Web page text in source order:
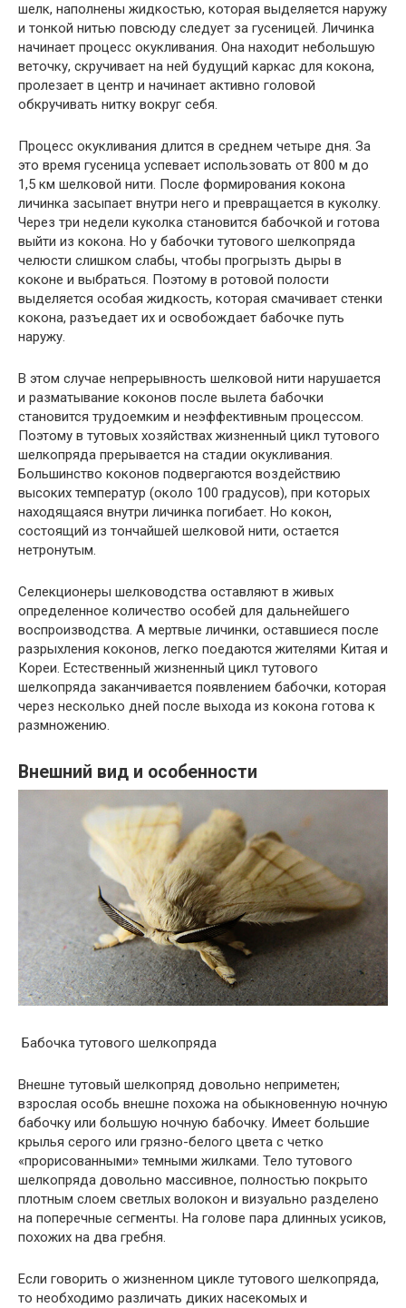
шелк, наполнены жидкостью, которая выделяется наружу
и тонкой нитью повсюду следует за гусеницей. Личинка
начинает процесс окукливания. Она находит небольшую
веточку, скручивает на ней будущий каркас для кокона,
пролезает в центр и начинает активно головой
обкручивать нитку вокруг себя.
Процесс окукливания длится в среднем четыре дня. За
это время гусеница успевает использовать от 800 м до
1,5 км шелковой нити. После формирования кокона
личинка засыпает внутри него и превращается в куколку.
Через три недели куколка становится бабочкой и готова
выйти из кокона. Но у бабочки тутового шелкопряда
челюсти слишком слабы, чтобы прогрызть дыры в
коконе и выбраться. Поэтому в ротовой полости
выделяется особая жидкость, которая смачивает стенки
кокона, разъедает их и освобождает бабочке путь
наружу.
В этом случае непрерывность шелковой нити нарушается
и разматывание коконов после вылета бабочки
становится трудоемким и неэффективным процессом.
Поэтому в тутовых хозяйствах жизненный цикл тутового
шелкопряда прерывается на стадии окукливания.
Большинство коконов подвергаются воздействию
высоких температур (около 100 градусов), при которых
находящаяся внутри личинка погибает. Но кокон,
состоящий из тончайшей шелковой нити, остается
нетронутым.
Селекционеры шелководства оставляют в живых
определенное количество особей для дальнейшего
воспроизводства. А мертвые личинки, оставшиеся после
разрыхления коконов, легко поедаются жителями Китая и
Кореи. Естественный жизненный цикл тутового
шелкопряда заканчивается появлением бабочки, которая
через несколько дней после выхода из кокона готова к
размножению.
Внешний вид и особенности
Бабочка тутового шелкопряда
Внешне тутовый шелкопряд довольно неприметен;
взрослая особь внешне похожа на обыкновенную ночную
бабочку или большую ночную бабочку. Имеет большие
крылья серого или грязно-белого цвета с четко
«прорисованными» темными жилками. Тело тутового
шелкопряда довольно массивное, полностью покрыто
плотным слоем светлых волокон и визуально разделено
на поперечные сегменты. На голове пара длинных усиков,
похожих на два гребня.
Если говорить о жизненном цикле тутового шелкопряда,
то необходимо различать диких насекомых и